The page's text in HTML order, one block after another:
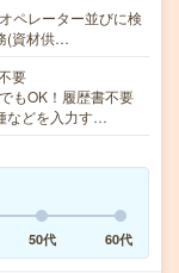
ペレーター並びに検
(資材供…
要
もOK！履歴書不要
などを入力す…
50代 60代